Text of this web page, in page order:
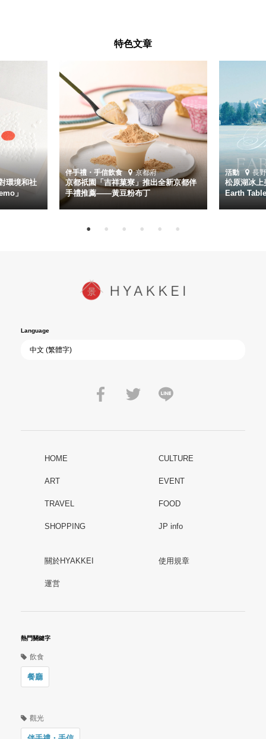
特色文章
環境和社
」
伴手禮・手信飲食 京都府
京都祇園「吉祥菓寮」推出全新京都伴
手禮推薦——黃豆粉布丁
活動 長
松原湖冰
Earth
Language
HOME CULTURE
ART EVENT
TRAVEL FOOD
SHOPPING JP info
關於HYAKKEI 使用規章
運営
熱門關鍵字
飲食
餐廳
觀光